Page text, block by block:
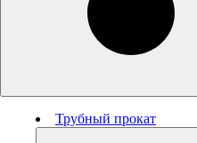
Трубный прокат